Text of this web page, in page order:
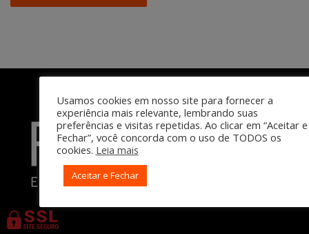
Usamos cookies em nosso site para fornecer a
experiência mais relevante, lembrando suas
preferências e visitas repetidas. Ao clicar em “Aceitar e
Fechar”, você concorda com o uso de TODOS os
cookies. Leia mais
Aceitar e Fechar